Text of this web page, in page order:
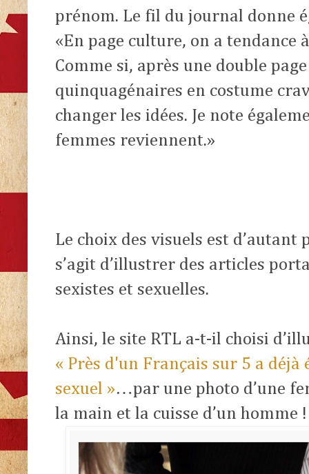
prénom. Le fil du journal donne
«En page culture, on a tendance
Comme si, après une double
quinquagénaires en costume
changer les idées. Je note
femmes reviennent.»
Le choix des visuels est
s’agit d’illustrer des articles
sexistes et sexuelles.
Ainsi, le site RTL a-t-il choisi
« Près d'un Français sur 5 a
sexuel »…par une photo d’une
la main et la cuisse d’un homme